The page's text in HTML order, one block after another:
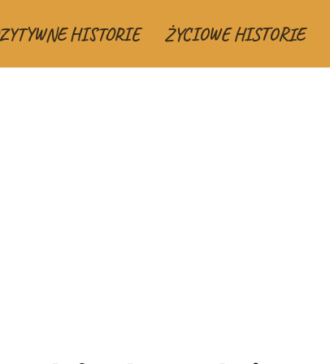
HISTORIE ŻYCIOWE HISTORIE